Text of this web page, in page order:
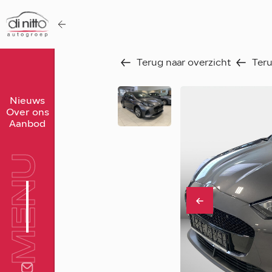
Nieuws
Over ons
Aanbod
MENU
Home
Nieuws
Werken bij
Aanbod
Vergelijk
Favorieten
Verkocht
Terug naar overzicht